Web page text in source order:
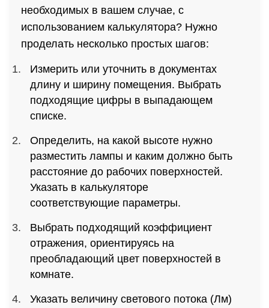
необходимых в вашем случае, с
использованием калькулятора? Нужно
проделать несколько простых шагов:
Измерить или уточнить в документах
длину и ширину помещения. Выбрать
подходящие цифры в выпадающем
списке.
Определить, на какой высоте нужно
разместить лампы и каким должно быть
расстояние до рабочих поверхностей.
Указать в калькуляторе
соответствующие параметры.
Выбрать подходящий коэффициент
отражения, ориентируясь на
преобладающий цвет поверхностей в
комнате.
Указать величину светового потока (Лм)